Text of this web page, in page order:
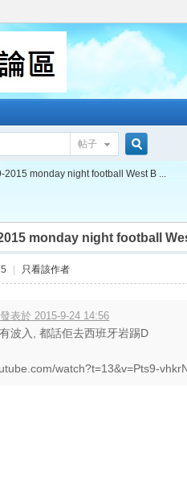
帖子
搜
索
2015 monday night football West B ...
monday night football
只看該作者
表於 2015-9-24 14:56
波入, 都話佢去西班牙岩踢D
watch?t=13&v=Pts9-